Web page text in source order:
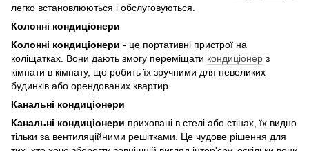
легко встановлюються і обслуговуються.
Колонні кондиціонери
Колонні кондиціонери - це портативні пристрої на
коліщатках. Вони дають змогу переміщати кондиціонер з
кімнати в кімнату, що робить їх зручними для невеликих
будинків або орендованих квартир.
Канальні кондиціонери
Канальні кондиціонери приховані в стелі або стінах, їх видно
тільки за вентиляційними решітками. Це чудове рішення для